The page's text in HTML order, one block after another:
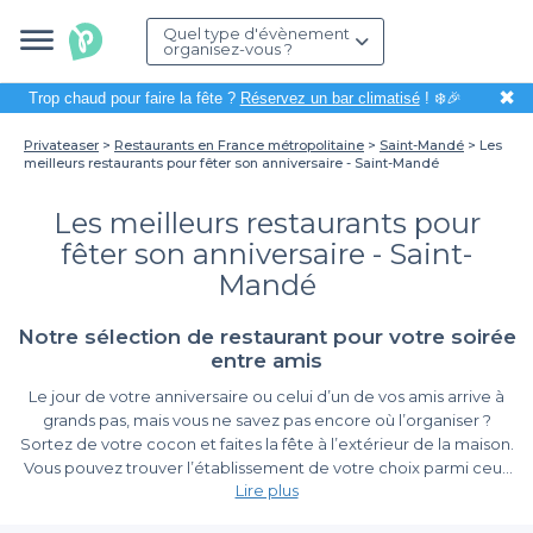
Quel type d'évènement
organisez-vous ?
Trop chaud pour faire la fête ? Réservez un bar climatisé! ❄️🎉 ✖
Privateaser Restaurants en France métropolitaine Saint-Mandé
Les
meilleurs restaurants pour fêter son anniversaire - Saint-Mandé
Les meilleurs restaurants pour
fêter son anniversaire - Saint-
Mandé
Notre sélection de restaurant pour votre soirée
entre amis
Le jour de votre anniversaire ou celui d’un de vos amis arrive à
grands pas, mais vous ne savez pas encore où l’organiser ?
Sortez de votre cocon et faites la fête à l’extérieur de la maison.
Vous pouvez trouver l’établissement de votre choix parmi ceux
top restaurant pour un anniversaire à Saint-
Lire plus